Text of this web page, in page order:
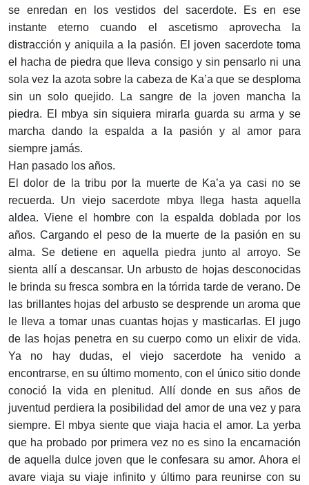
se enredan en los vestidos del sacerdote. Es en ese
instante eterno cuando el ascetismo aprovecha la
distracción y aniquila a la pasión. El joven sacerdote toma
el hacha de piedra que lleva consigo y sin pensarlo ni una
sola vez la azota sobre la cabeza de Ka’a que se desploma
sin un solo quejido. La sangre de la joven mancha la
piedra. El mbya sin siquiera mirarla guarda su arma y se
marcha dando la espalda a la pasión y al amor para
siempre jamás.
Han pasado los años.
El dolor de la tribu por la muerte de Ka’a ya casi no se
recuerda. Un viejo sacerdote mbya llega hasta aquella
aldea. Viene el hombre con la espalda doblada por los
años. Cargando el peso de la muerte de la pasión en su
alma. Se detiene en aquella piedra junto al arroyo. Se
sienta allí a descansar. Un arbusto de hojas desconocidas
le brinda su fresca sombra en la tórrida tarde de verano. De
las brillantes hojas del arbusto se desprende un aroma que
le lleva a tomar unas cuantas hojas y masticarlas. El jugo
de las hojas penetra en su cuerpo como un elixir de vida.
Ya no hay dudas, el viejo sacerdote ha venido a
encontrarse, en su último momento, con el único sitio donde
conoció la vida en plenitud. Allí donde en sus años de
juventud perdiera la posibilidad del amor de una vez y para
siempre. El mbya siente que viaja hacia el amor. La yerba
que ha probado por primera vez no es sino la encarnación
de aquella dulce joven que le confesara su amor. Ahora el
avare viaja su viaje infinito y último para reunirse con su